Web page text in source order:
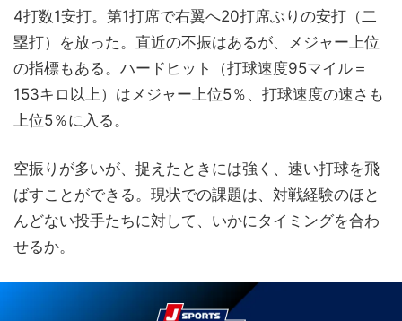
4打数1安打。第1打席で右翼へ20打席ぶりの安打（二
塁打）を放った。直近の不振はあるが、メジャー上位
の指標もある。ハードヒット（打球速度95マイル＝
153キロ以上）はメジャー上位5％、打球速度の速さも
上位5％に入る。
空振りが多いが、捉えたときには強く、速い打球を飛
ばすことができる。現状での課題は、対戦経験のほと
んどない投手たちに対して、いかにタイミングを合わ
せるか。